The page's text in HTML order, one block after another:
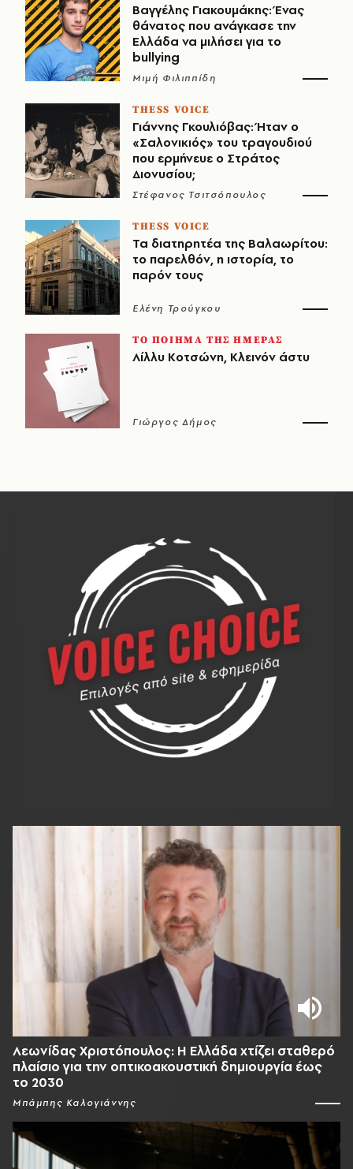
Βαγγέλης Γιακουμάκης: Ένας
θάνατος που ανάγκασε την
Ελλάδα να μιλήσει για το
bullying
Μιμή Φιλιππίδη
THESS VOICE
Γιάννης Γκουλιόβας: Ήταν ο
«Σαλονικιός» του τραγουδιού
που ερμήνευε ο Στράτος
Διονυσίου;
Στέφανος Τσιτσόπουλος
THESS VOICE
Τα διατηρητέα της Βαλαωρίτου:
το παρελθόν, η ιστορία, το
παρόν τους
Ελένη Τρούγκου
ΤΟ ΠΟΙΗΜΑ ΤΗΣ ΗΜΕΡΑΣ
Λίλλυ Κοτσώνη, Κλεινόν άστυ
Γιώργος Δήμος
Λεωνίδας Χριστόπουλος: Η Ελλάδα χτίζει σταθερό
πλαίσιο για την οπτικοακουστική δημιουργία έως
το 2030
Μπάμπης Καλογιάννης